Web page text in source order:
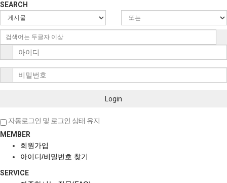
SEARCH
Login
자동로그인 및 로그인 상태 유지
MEMBER
회원가입
아이디/비밀번호 찾기
SERVICE